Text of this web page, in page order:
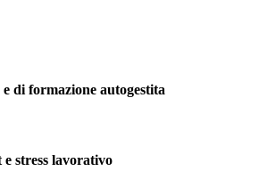
di formazione autogestita
stress lavorativo